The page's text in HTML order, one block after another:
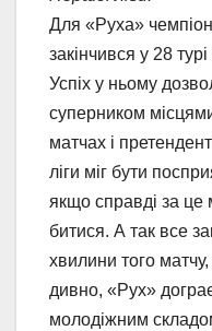
Для «Руха»
закінчився у 28
Успіх у ньому
суперником
матчах і
ліги міг бути
якщо справді за це
битися. А так все
хвилини того
дивно, «Рух»
молодіжним